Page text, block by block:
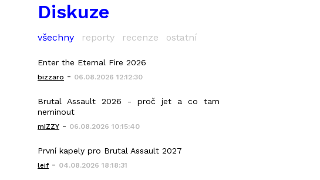
Diskuze
všechny reporty recenze ostatní
Enter the Eternal Fire 2026
bizzaro - 06.08.2026 12:12:30
Brutal Assault 2026 - proč jet a co tam
neminout
mIZZY - 06.08.2026 10:15:40
První kapely pro Brutal Assault 2027
leif - 04.08.2026 18:18:31